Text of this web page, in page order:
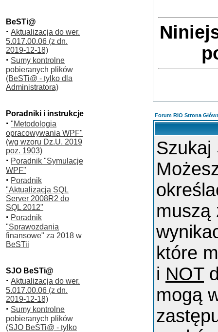
BeSTi@
· Aktualizacja do wer.
5.017.00.06 (z dn.
2019-12-18)
· Sumy kontrolne
pobieranych plików
(BeSTi@ - tylko dla
Administratora)
Poradniki i instrukcje
· "Metodologia
opracowywania WPF"
(wg wzoru Dz.U. 2019
poz. 1903)
· Poradnik "Symulacje
WPF"
· Poradnik
"Aktualizacja SQL
Server 2008R2 do
SQL 2012"
· Poradnik
"Sprawozdania
finansowe" za 2018 w
BeSTii
SJO BeSTi@
· Aktualizacja do wer.
5.017.00.06 (z dn.
2019-12-18)
· Sumy kontrolne
pobieranych plików
(SJO BeSTi@ - tylko
Forum RIO Strona
Szukaj
muszą
które
i NOT
mogą